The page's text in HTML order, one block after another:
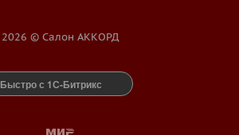
2026 © Салон АККОРД
Быстро с 1С-Битрикс